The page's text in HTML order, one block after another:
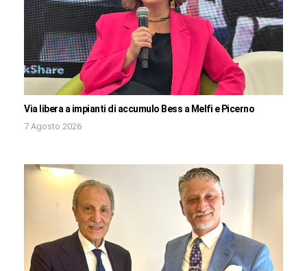
Via libera a impianti di accumulo Bess a Melfi e Picerno
7 Agosto 2026